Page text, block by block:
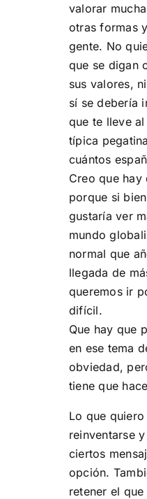
valorar
otras formas
gente. No
que se digan
sus valores,
sí se debería
que te lleve
típica
cuántos
Creo que hay
porque si
gustaría ver
mundo
normal que
llegada de
queremos ir
difícil.
Que hay que
en ese tema
obviedad,
tiene que
Lo que
reinventarse
ciertos
opción.
retener el